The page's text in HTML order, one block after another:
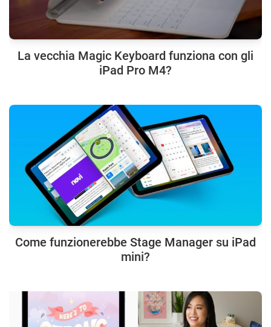
La vecchia Magic Keyboard funziona con gli
iPad Pro M4?
Come funzionerebbe Stage Manager su iPad
mini?